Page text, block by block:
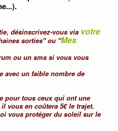
désinscrivez-vous via votre
sorties" ou "Mes
ou un sms si vous vous
avec un faible nombre de
pour tous ceux qui ont une
vous en coûtera 5€ le trajet.
vous protéger du soleil sur le